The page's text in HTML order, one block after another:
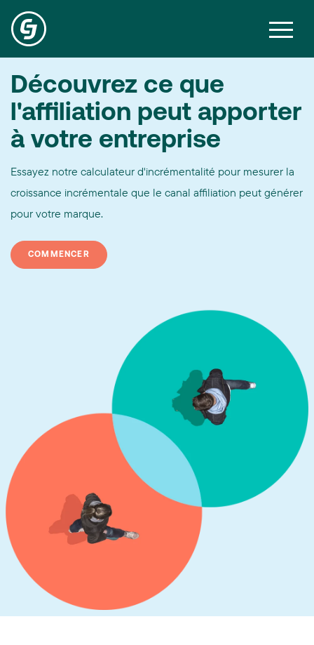
Découvrez ce que
l'affiliation peut apporter
à votre entreprise
Essayez notre calculateur d'incrémentalité pour mesurer la
croissance incrémentale que le canal affiliation peut générer
pour votre marque.
COMMENCER